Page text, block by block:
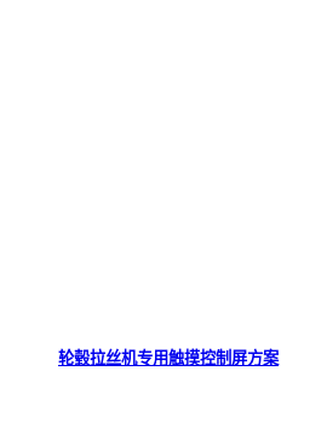
轮毂拉丝机专用触摸控制屏方案